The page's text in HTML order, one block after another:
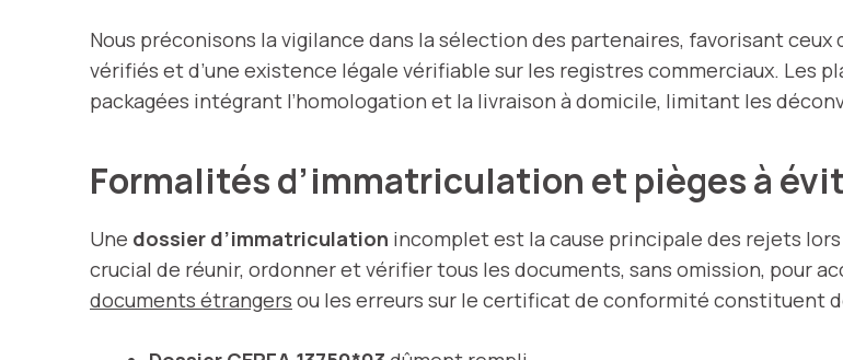
Nous préconisons la vigilance dans la sélection des partenaires, favorisant ceux
vérifiés et d’une existence légale vérifiable sur les registres commerciaux. Les
packagées intégrant l’homologation et la livraison à domicile, limitant les
Formalités d’immatriculation et pièges à
Une dossier d’immatriculation incomplet est la cause principale des rejets
crucial de réunir, ordonner et vérifier tous les documents, sans omission, pour
documents étrangers ou les erreurs sur le certificat de conformité constituent